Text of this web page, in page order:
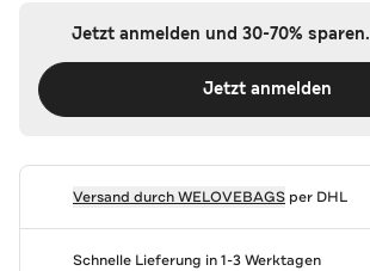
Jetzt anmelden und 30-70% sparen.
Jetzt anmelden
Versand durchWELOVEBAGSper DHL
Schnelle Lieferung in 1-3 Werktagen